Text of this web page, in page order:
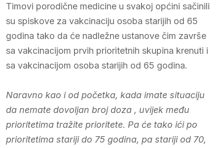
Timovi porodične medicine u svakoj općini sačinili
su spiskove za vakcinaciju osoba starijih od 65
godina tako da će nadležne ustanove čim završe
sa vakcinacijom prvih prioritetnih skupina krenuti i
sa vakcinacijom osoba starijih od 65 godina.
Naravno kao i od početka, kada imate situaciju
da nemate dovoljan broj doza , uvijek među
prioritetima tražite prioritete. Pa će tako ići po
prioritetima stariji do 75 godina, pa stariji od 70,